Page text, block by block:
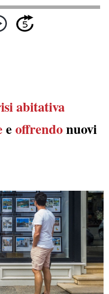
abitativa
eoffrendonuovi